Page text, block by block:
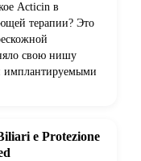
Acticin в
терапии? Это
свою нишу
имплантируемыми
e Protezione